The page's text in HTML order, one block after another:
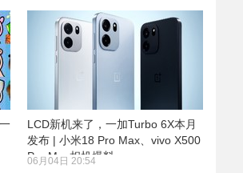
LCD新机来了，一加Turbo 6X本月
发布 | 小米18 Pro Max、vivo X500
Pro Max相机爆料
06月04日 20:54